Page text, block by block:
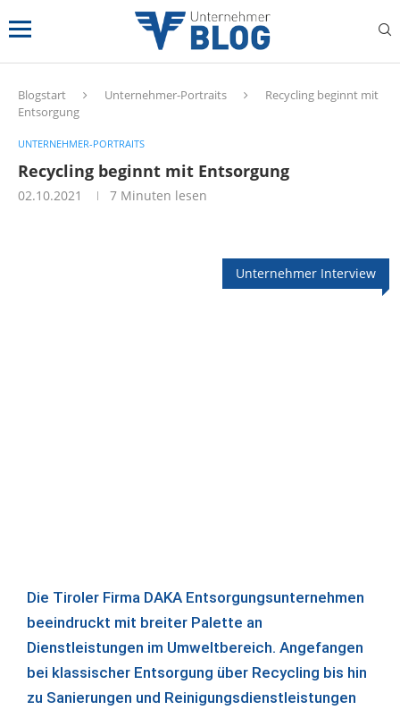
Blogstart Unternehmer-Portraits
Recycling beginnt mit
Entsorgung
UNTERNEHMER-PORTRAITS
Recycling beginnt mit Entsorgung
02.10.2021 7 Minuten lesen
Unternehmer Interview
Die Tiroler Firma DAKA Entsorgungsunternehmen
beeindruckt mit breiter Palette an
Dienstleistungen im Umweltbereich. Angefangen
bei klassischer Entsorgung über Recycling bis hin
zu Sanierungen und Reinigungsdienstleistungen